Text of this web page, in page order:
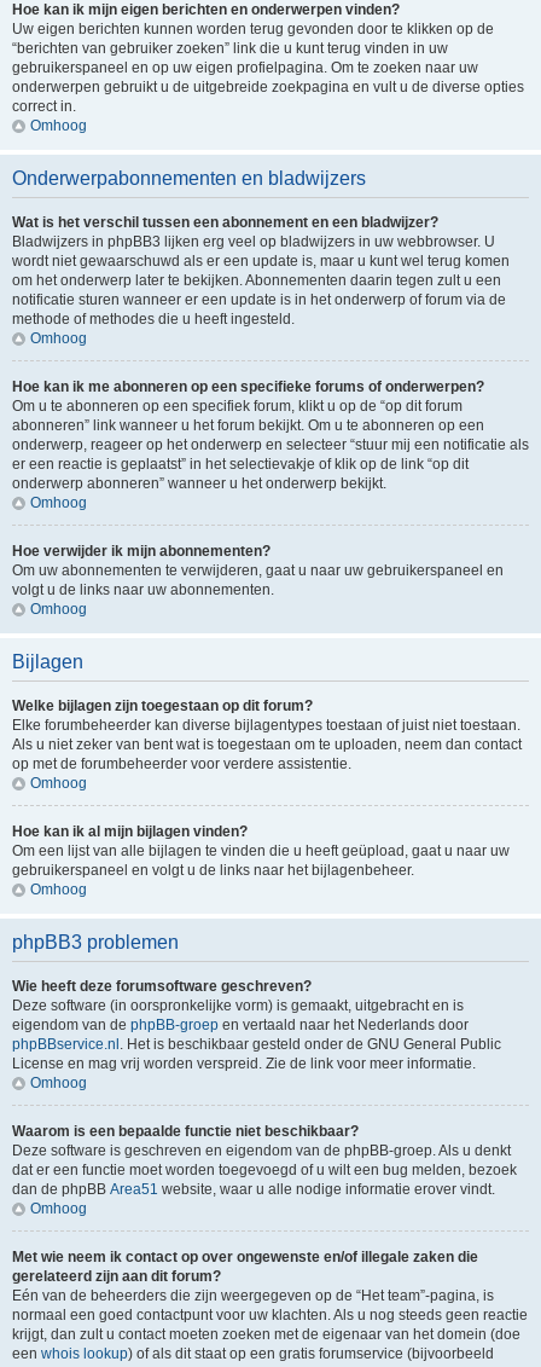
Hoe kan ik mijn eigen berichten en onderwerpen vinden?
Uw eigen berichten kunnen worden terug gevonden door te klikken op de
“berichten van gebruiker zoeken” link die u kunt terug vinden in uw
gebruikerspaneel en op uw eigen profielpagina. Om te zoeken naar uw
onderwerpen gebruikt u de uitgebreide zoekpagina en vult u de diverse opties
correct in.
Omhoog
Onderwerpabonnementen en bladwijzers
Wat is het verschil tussen een abonnement en een bladwijzer?
Bladwijzers in phpBB3 lijken erg veel op bladwijzers in uw webbrowser. U
wordt niet gewaarschuwd als er een update is, maar u kunt wel terug komen
om het onderwerp later te bekijken. Abonnementen daarin tegen zult u een
notificatie sturen wanneer er een update is in het onderwerp of forum via de
methode of methodes die u heeft ingesteld.
Omhoog
Hoe kan ik me abonneren op een specifieke forums of onderwerpen?
Om u te abonneren op een specifiek forum, klikt u op de “op dit forum
abonneren” link wanneer u het forum bekijkt. Om u te abonneren op een
onderwerp, reageer op het onderwerp en selecteer “stuur mij een notificatie als
er een reactie is geplaatst” in het selectievakje of klik op de link “op dit
onderwerp abonneren” wanneer u het onderwerp bekijkt.
Omhoog
Hoe verwijder ik mijn abonnementen?
Om uw abonnementen te verwijderen, gaat u naar uw gebruikerspaneel en
volgt u de links naar uw abonnementen.
Omhoog
Bijlagen
Welke bijlagen zijn toegestaan op dit forum?
Elke forumbeheerder kan diverse bijlagentypes toestaan of juist niet toestaan.
Als u niet zeker van bent wat is toegestaan om te uploaden, neem dan contact
op met de forumbeheerder voor verdere assistentie.
Omhoog
Hoe kan ik al mijn bijlagen vinden?
Om een lijst van alle bijlagen te vinden die u heeft geüpload, gaat u naar uw
gebruikerspaneel en volgt u de links naar het bijlagenbeheer.
Omhoog
phpBB3 problemen
Wie heeft deze forumsoftware geschreven?
Deze software (in oorspronkelijke vorm) is gemaakt, uitgebracht en is
eigendom van de phpBB-groep en vertaald naar het Nederlands door
phpBBservice.nl . Het is beschikbaar gesteld onder de GNU General Public
License en mag vrij worden verspreid. Zie de link voor meer informatie.
Omhoog
Waarom is een bepaalde functie niet beschikbaar?
Deze software is geschreven en eigendom van de phpBB-groep. Als u denkt
dat er een functie moet worden toegevoegd of u wilt een bug melden, bezoek
dan de phpBB Area51 website, waar u alle nodige informatie erover vindt.
Omhoog
Met wie neem ik contact op over ongewenste en/of illegale zaken die
gerelateerd zijn aan dit forum?
Eén van de beheerders die zijn weergegeven op de “Het team”-pagina, is
normaal een goed contactpunt voor uw klachten. Als u nog steeds geen reactie
krijgt, dan zult u contact moeten zoeken met de eigenaar van het domein (doe
een whois lookup) of als dit staat op een gratis forumservice (bijvoorbeeld